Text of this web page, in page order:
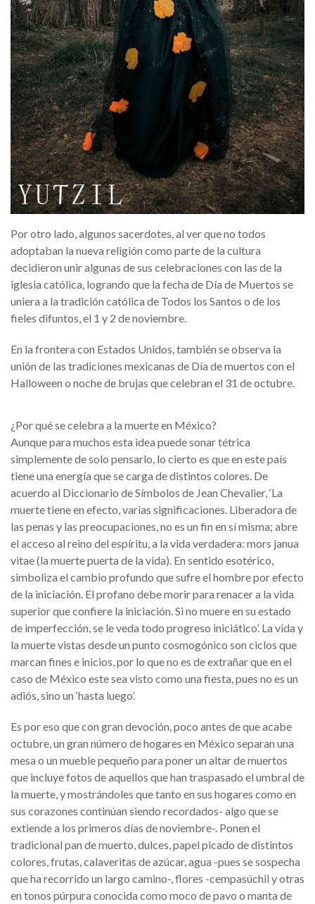
Por otro lado, algunos sacerdotes, al ver que no todos
adoptaban la nueva religión como parte de la cultura
decidieron unir algunas de sus celebraciones con las de la
iglesia católica, logrando que la fecha de Día de Muertos se
uniera a la tradición católica de Todos los Santos o de los
fieles difuntos, el 1 y 2 de noviembre.
En la frontera con Estados Unidos, también se observa la
unión de las tradiciones mexicanas de Día de muertos con el
Halloween o noche de brujas que celebran el 31 de octubre.
¿Por qué se celebra a la muerte en México?
Aunque para muchos esta idea puede sonar tétrica
simplemente de solo pensarlo, lo cierto es que en este país
tiene una energía que se carga de distintos colores. De
acuerdo al Diccionario de Símbolos de Jean Chevalier, ‘La
muerte tiene en efecto, varias significaciones. Liberadora de
las penas y las preocupaciones, no es un fin en sí misma; abre
el acceso al reino del espíritu, a la vida verdadera: mors janua
vitae (la muerte puerta de la vida). En sentido esotérico,
simboliza el cambio profundo que sufre el hombre por efecto
de la iniciación. El profano debe morir para renacer a la vida
superior que confiere la iniciación. Si no muere en su estado
de imperfección, se le veda todo progreso iniciático’. La vida y
la muerte vistas desde un punto cosmogónico son ciclos que
marcan fines e inicios, por lo que no es de extrañar que en el
caso de México este sea visto como una fiesta, pues no es un
adiós, sino un ‘hasta luego’.
Es por eso que con gran devoción, poco antes de que acabe
octubre, un gran número de hogares en México separan una
mesa o un mueble pequeño para poner un altar de muertos
que incluye fotos de aquellos que han traspasado el umbral de
la muerte, y mostrándoles que tanto en sus hogares como en
sus corazones continúan siendo recordados- algo que se
extiende a los primeros días de noviembre-. Ponen el
tradicional pan de muerto, dulces, papel picado de distintos
colores, frutas, calaveritas de azúcar, agua -pues se sospecha
que ha recorrido un largo camino-, flores -cempasúchil y otras
en tonos púrpura conocida como moco de pavo o manta de